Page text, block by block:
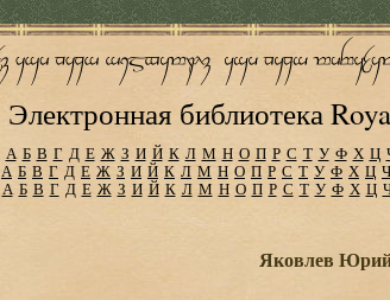
Электронная библиотека
А Б В Г Д Е Ж З И Й К Л М Н О П Р С Т У Ф Х Ц
А Б В Г Д Е Ж З И Й К Л М Н О П Р С Т У Ф Х Ц Ч
А Б В Г Д Е Ж З И Й К Л М Н О П Р С Т У Ф Х Ц
Яковлев Юрий